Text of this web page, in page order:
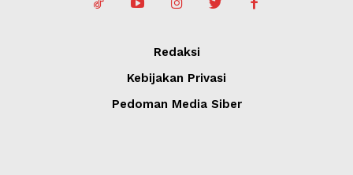
Redaksi
Kebijakan Privasi
Pedoman Media Siber